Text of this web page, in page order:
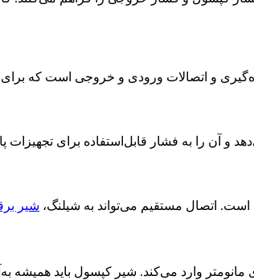
آن را به فشار قابل‌استفاده برای تجهیزات
است. اتصال مستقیم می‌تواند به شیلنگ، شیر
وارد می‌کند. شیر کپسول باید همیشه